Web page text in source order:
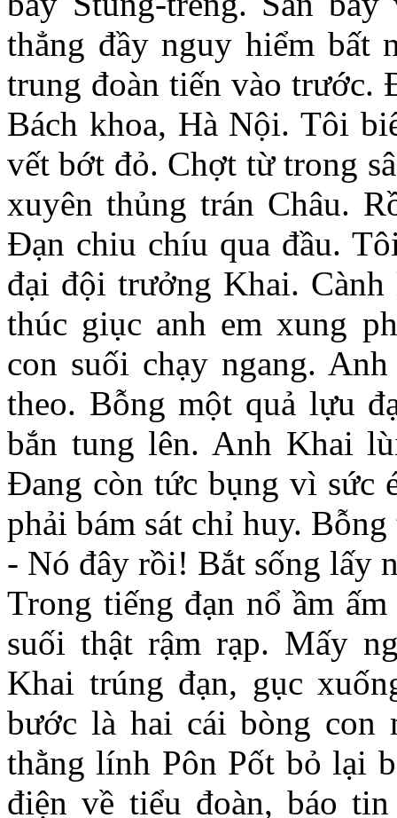
thẳng đầy nguy hiểm bất
trung đoàn tiến vào trước.
Bách khoa, Hà Nội. Tôi
vết bớt đỏ. Chợt từ trong
xuyên thủng trán Châu.
Đạn chiu chíu qua đầu.
đại đội trưởng Khai.
thúc giục anh em xung
con suối chạy ngang.
theo. Bỗng một quả lựu
bắn tung lên. Anh Khai
Đang còn tức bụng vì sức
phải bám sát chỉ huy.
- Nó đây rồi! Bắt sống lấy
Trong tiếng đạn nổ ầm
suối thật rậm rạp. Mấy
Khai trúng đạn, gục
bước là hai cái bòng con
thằng lính Pôn Pốt bỏ lại
điện về tiểu đoàn, báo